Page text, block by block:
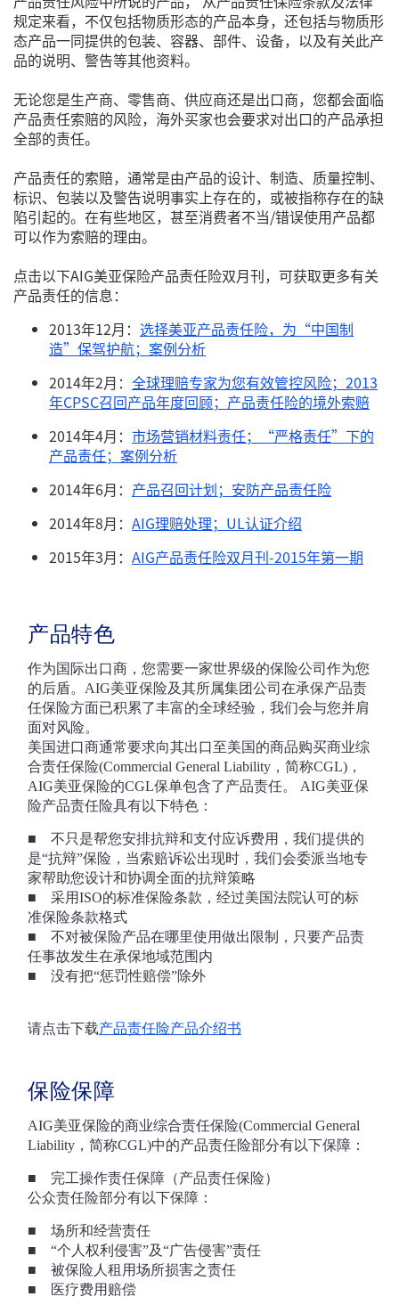
规定来看，不仅包括物质形态的产品本身，还包括与物质形
态产品一同提供的包装、容器、部件、设备，以及有关此产
品的说明、警告等其他资料。
无论您是生产商、零售商、供应商还是出口商，您都会面临
产品责任索赔的风险，海外买家也会要求对出口的产品承担
全部的责任。
产品责任的索赔，通常是由产品的设计、制造、质量控制、
标识、包装以及警告说明事实上存在的，或被指称存在的缺
陷引起的。在有些地区，甚至消费者不当/错误使用产品都
可以作为索赔的理由。
点击以下AIG美亚保险产品责任险双月刊，可获取更多有关
产品责任的信息：
2013年12月： 选择美亚产品责任险，为“中国制
造”保驾护航；案例分析
2014年2月： 全球理赔专家为您有效管控风险；2013
年CPSC召回产品年度回顾；产品责任险的境外索赔
2014年4月： 市场营销材料责任；“严格责任”下的
产品责任；案例分析
2014年6月： 产品召回计划；安防产品责任险
2014年8月： AIG理赔处理；UL认证介绍
2015年3月： AIG产品责任险双月刊-2015年第一期
产品特色
作为国际出口商，您需要一家世界级的保险公司作为您
的后盾。AIG美亚保险及其所属集团公司在承保产品责
任保险方面已积累了丰富的全球经验，我们会与您并肩
面对风险。
美国进口商通常要求向其出口至美国的商品购买商业综
合责任保险(Commercial General Liability，简称CGL)，
AIG美亚保险的CGL保单包含了产品责任。 AIG美亚保
险产品责任险具有以下特色：
■ 不只是帮您安排抗辩和支付应诉费用，我们提供的
是“抗辩”保险，当索赔诉讼出现时，我们会委派当地专
家帮助您设计和协调全面的抗辩策略
■ 采用ISO的标准保险条款，经过美国法院认可的标
准保险条款格式
■ 不对被保险产品在哪里使用做出限制，只要产品责
任事故发生在承保地域范围内
■ 没有把“惩罚性赔偿”除外
请点击下载产品责任险产品介绍书
保险保障
AIG美亚保险的商业综合责任保险(Commercial General
Liability，简称CGL)中的产品责任险部分有以下保障：
■ 完工操作责任保障（产品责任保险）
公众责任险部分有以下保障：
■ 场所和经营责任
■ “个人权利侵害”及“广告侵害”责任
■ 被保险人租用场所损害之责任
■ 医疗费用赔偿